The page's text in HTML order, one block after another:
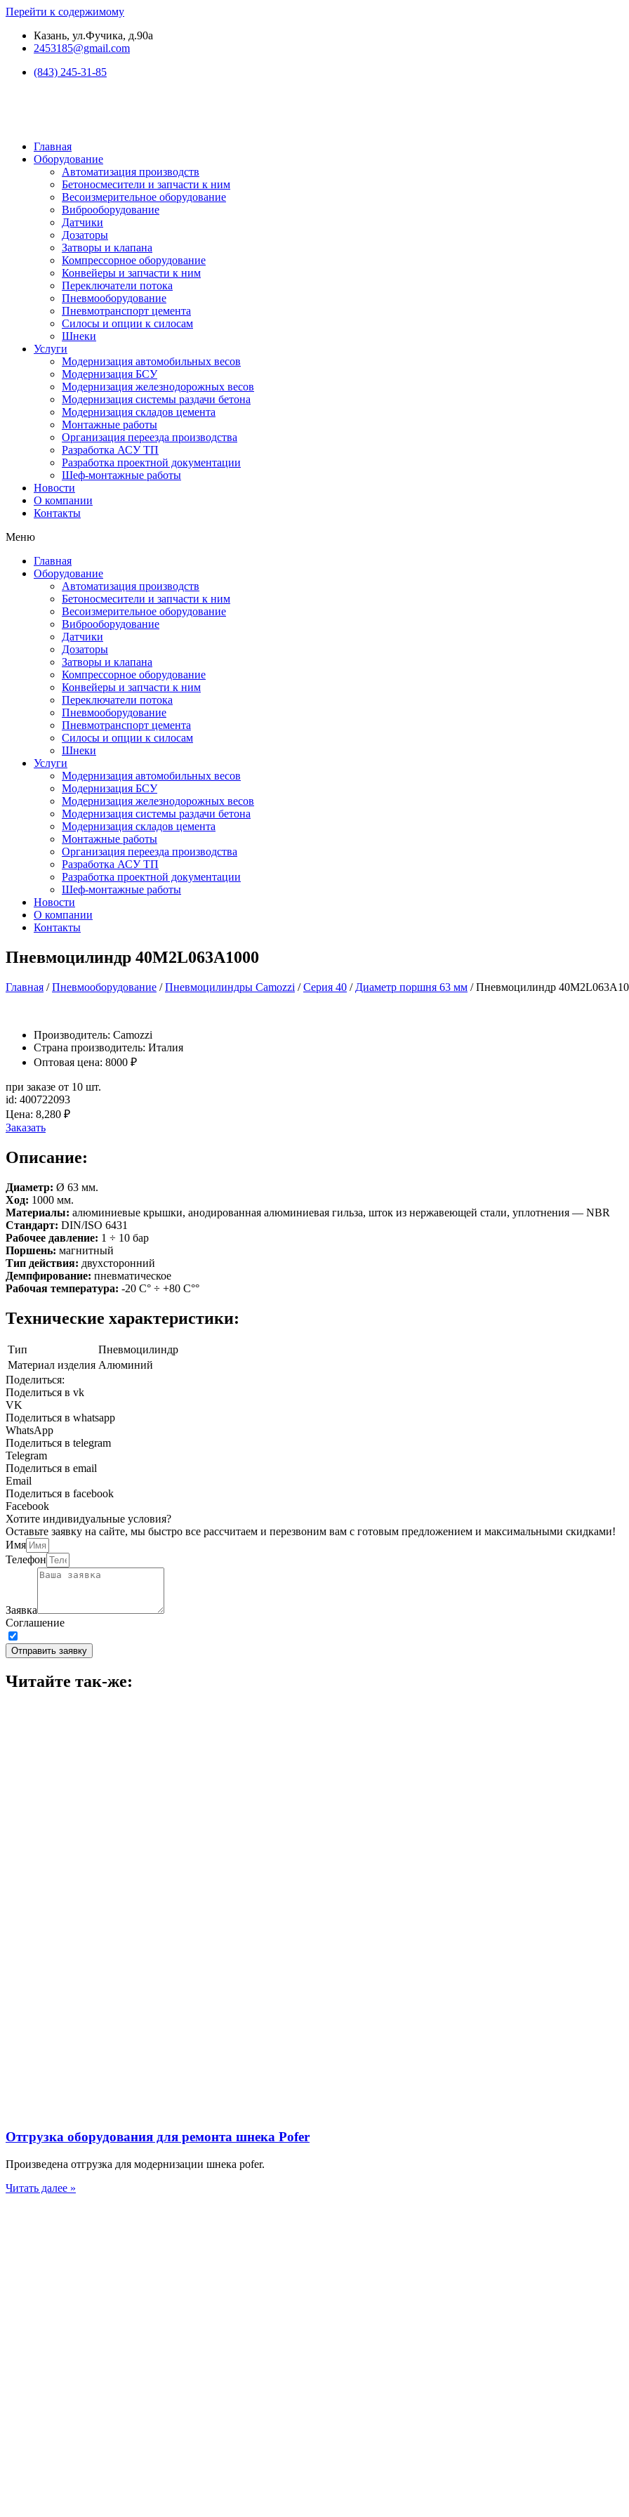
Перейти к содержимому
Казань, ул.Фучика, д.90а
2453185@gmail.com
(843) 245-31-85
Главная
Оборудование
Автоматизация производств
Бетоносмесители и запчасти к ним
Весоизмерительное оборудование
Виброоборудование
Датчики
Дозаторы
Затворы и клапана
Компрессорное оборудование
Конвейеры и запчасти к ним
Переключатели потока
Пневмооборудование
Пневмотранспорт цемента
Силосы и опции к силосам
Шнеки
Услуги
Модернизация автомобильных весов
Модернизация БСУ
Модернизация железнодорожных весов
Модернизация системы раздачи бетона
Модернизация складов цемента
Монтажные работы
Организация переезда производства
Разработка АСУ ТП
Разработка проектной документации
Шеф-монтажные работы
Новости
О компании
Контакты
Меню
Главная
Оборудование
Автоматизация производств
Бетоносмесители и запчасти к ним
Весоизмерительное оборудование
Виброоборудование
Датчики
Дозаторы
Затворы и клапана
Компрессорное оборудование
Конвейеры и запчасти к ним
Переключатели потока
Пневмооборудование
Пневмотранспорт цемента
Силосы и опции к силосам
Шнеки
Услуги
Модернизация автомобильных весов
Модернизация БСУ
Модернизация железнодорожных весов
Модернизация системы раздачи бетона
Модернизация складов цемента
Монтажные работы
Организация переезда производства
Разработка АСУ ТП
Разработка проектной документации
Шеф-монтажные работы
Новости
О компании
Контакты
Пневмоцилиндр 40M2L063A1000
Главная /Пневмооборудование /Пневмоцилиндры Camozzi /Серия 40 / Диаметр поршня 63 мм / Пневмоцилиндр
Производитель: Camozzi
Страна производитель: Италия
Оптовая цена: 8000 ₽
при заказе от 10 шт.
id: 400722093
Цена: 8,280 ₽
Заказать
Описание:
Диаметр: Ø 63 мм.
Ход: 1000 мм.
Материалы: алюминиевые крышки, анодированная алюминиевая гильза, шток из нержавеющей стали, уплотнения — NBR
Стандарт: DIN/ISO 6431
Рабочее давление: 1 ÷ 10 бар
Поршень: магнитный
Тип действия: двухсторонний
Демпфирование: пневматическое
Рабочая температура: -20 С° ÷ +80 С°°
Технические характеристики:
Тип
Пневмоцилиндр
Материал изделия Алюминий
Поделиться:
Поделиться в vk
VK
Поделиться в whatsapp
WhatsApp
Поделиться в telegram
Telegram
Поделиться в email
Email
Поделиться в facebook
Facebook
Хотите индивидуальные условия?
Оставьте заявку на сайте, мы быстро все рассчитаем и перезвоним вам с готовым предложением и максимальными скидками!
Имя
Телефон
Заявка
Соглашение
Отправить заявку
Читайте так-же:
Отгрузка оборудования для ремонта шнека Pofer
Произведена отгрузка для модернизации шнека pofer.
Читать далее »